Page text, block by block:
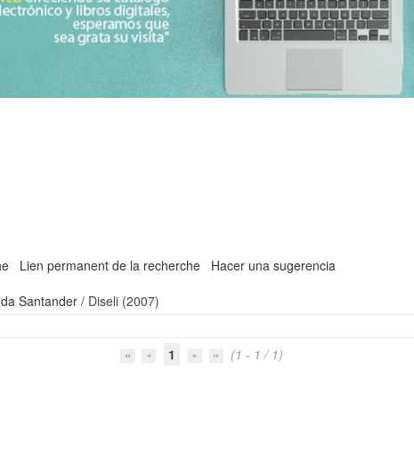
Lien permanent de la recherche
Hacer una sugerencia
Santander / Diseli (2007)
1 (1 - 1 / 1)